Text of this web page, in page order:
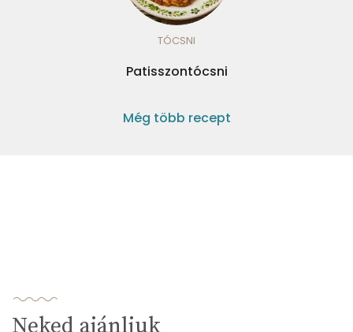
TÓCSNI
Patisszontócsni
Még több recept
Neked ajánljuk